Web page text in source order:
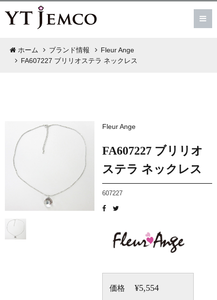
ホーム ブランド情報
Fleur Ange
FA607227 ブリリオステラ ネックレス
Fleur Ange
FA607227 ブリリオ
ステラ ネックレス
607227
価格 ¥5,554